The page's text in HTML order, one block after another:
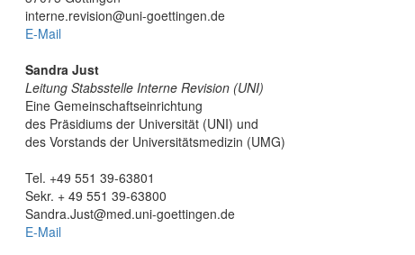
interne.revision@uni-goettingen.de
E-Mail
Sandra Just
Leitung Stabsstelle Interne Revision (UNI)
Eine Gemeinschaftseinrichtung
des Präsidiums der Universität (UNI) und
des Vorstands der Universitätsmedizin (UMG)
Tel. +49 551 39-63801
Sekr. + 49 551 39-63800
Sandra.Just@med.uni-goettingen.de
E-Mail